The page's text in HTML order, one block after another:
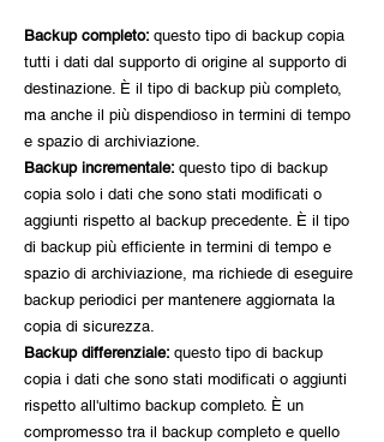
Backup completo: questo tipo di backup copia
tutti i dati dal supporto di origine al supporto di
destinazione. È il tipo di backup più completo,
ma anche il più dispendioso in termini di tempo
e spazio di archiviazione.
Backup incrementale: questo tipo di backup
copia solo i dati che sono stati modificati o
aggiunti rispetto al backup precedente. È il tipo
di backup più efficiente in termini di tempo e
spazio di archiviazione, ma richiede di eseguire
backup periodici per mantenere aggiornata la
copia di sicurezza.
Backup differenziale: questo tipo di backup
copia i dati che sono stati modificati o aggiunti
rispetto all'ultimo backup completo. È un
compromesso tra il backup completo e quello